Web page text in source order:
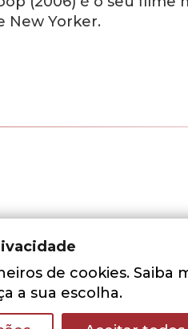
New Yorker.
de cookies. Saiba
a sua escolha.